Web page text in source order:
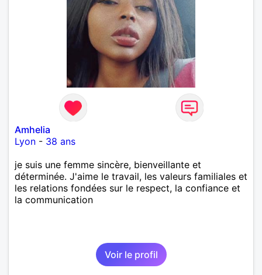
Amhelia
Lyon - 38 ans
je suis une femme sincère, bienveillante et
déterminée. J'aime le travail, les valeurs familiales et
les relations fondées sur le respect, la confiance et
la communication
Voir le profil